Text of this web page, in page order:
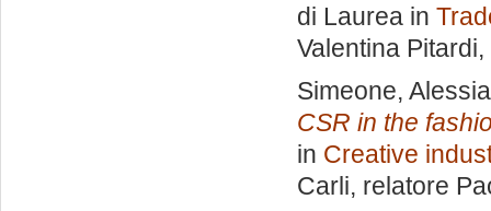
di Laurea in
Valentina Pitardi
Simeone, Alessia
CSR in the
in Creative
Carli, relatore